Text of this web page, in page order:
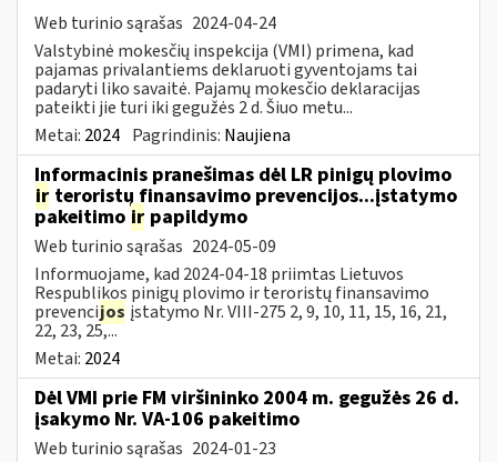
Web turinio sąrašas 2024-04-24
Valstybinė mokesčių inspekcija (VMI) primena, kad
pajamas privalantiems deklaruoti gyventojams tai
padaryti liko savaitė. Pajamų mokesčio deklaracijas
pateikti jie turi iki gegužės 2 d. Šiuo metu...
Metai: 2024 Pagrindinis: Naujiena
Informacinis pranešimas dėl LR pinigų plovimo
ir teroristų finansavimo prevencijos...įstatymo
pakeitimo ir papildymo
Web turinio sąrašas 2024-05-09
Informuojame, kad 2024-04-18 priimtas Lietuvos
Respublikos pinigų plovimo ir teroristų finansavimo
prevencijos įstatymo Nr. VIII-275 2, 9, 10, 11, 15, 16, 21,
22, 23, 25,...
Metai: 2024
Dėl VMI prie FM viršininko 2004 m. gegužės 26 d.
įsakymo Nr. VA-106 pakeitimo
Web turinio sąrašas 2024-01-23